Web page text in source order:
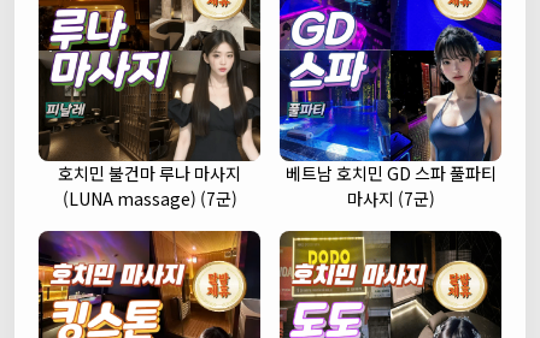
호치민 불건마 루나 마사지
(LUNA massage) (7군)
베트남 호치민 GD 스파 풀파티
마사지 (7군)